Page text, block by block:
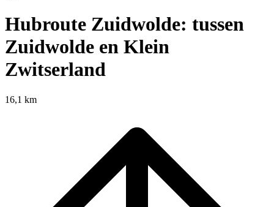
Hubroute Zuidwolde: tussen
Zuidwolde en Klein
Zwitserland
16,1 km